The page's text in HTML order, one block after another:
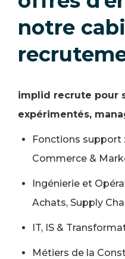
notre
implid recrute pour
expérimentés,
Fonctions support
Commerce &
Ingénierie et
Achats, Supply
IT, IS &
Métiers de la